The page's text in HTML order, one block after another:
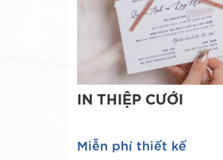
IN THIỆP CƯỚI
Miễn phí thiết kế